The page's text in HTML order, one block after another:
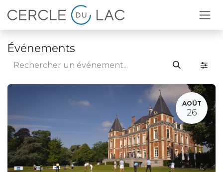
Se rendre au contenu
Événements
AOÛT
26